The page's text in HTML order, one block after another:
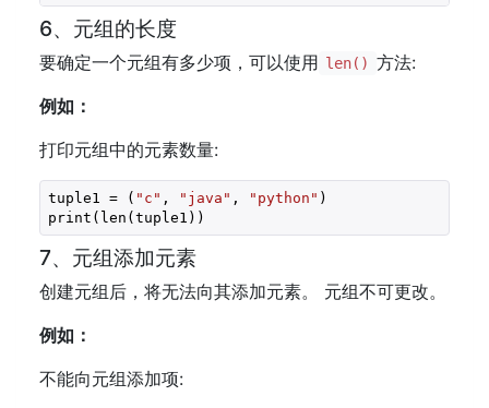
6、元组的长度
要确定一个元组有多少项，可以使用 len() 方法:
例如：
打印元组中的元素数量:
tuple1 = ( "c" , "java" , "python" )
print(len(tuple1))
7、元组添加元素
创建元组后，将无法向其添加元素。 元组不可更改。
例如：
不能向元组添加项: